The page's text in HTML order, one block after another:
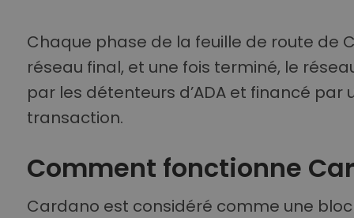
Chaque phase de la feuille de route de
réseau final, et une fois terminé, le
par les détenteurs d’ADA et financé par
transaction.
Comment fonctionne
Cardano est considéré comme une